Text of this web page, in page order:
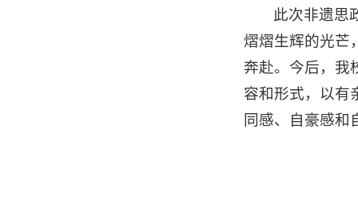
此次非遗思
熠熠生辉的光芒
奔赴。今后，我
容和形式，以有
同感、自豪感和